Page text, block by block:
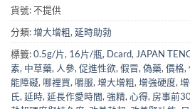
貨號:不提供
分類:增大增粗,延時助勃
標籤:0.5g/片, 16片/瓶, Dcard,JAPAN
素, 中草藥, 人參,促進性欲,假冒,偽藥,價格,
能障礙, 哪裡買, 嚼服,增大增粗,增強硬度,
氏,延時,延長作愛時間,強精,心得, 房事前